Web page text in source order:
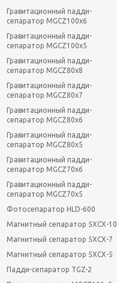
Гравитационный падди-
сепаратор MGCZ100x6
Гравитационный падди-
сепаратор MGCZ100x5
Гравитационный падди-
сепаратор MGCZ80x8
Гравитационный падди-
сепаратор MGCZ80x7
Гравитационный падди-
сепаратор MGCZ80x6
Гравитационный падди-
сепаратор MGCZ80x5
Гравитационный падди-
сепаратор MGCZ70x6
Гравитационный падди-
сепаратор MGCZ70x5
Фотосепаратор HLD-600
Магнитный сепаратор 5ХСХ-10
Магнитный сепаратор 5ХСХ-7
Магнитный сепаратор 5ХСХ-5
Падди-сепаратор TGZ-2